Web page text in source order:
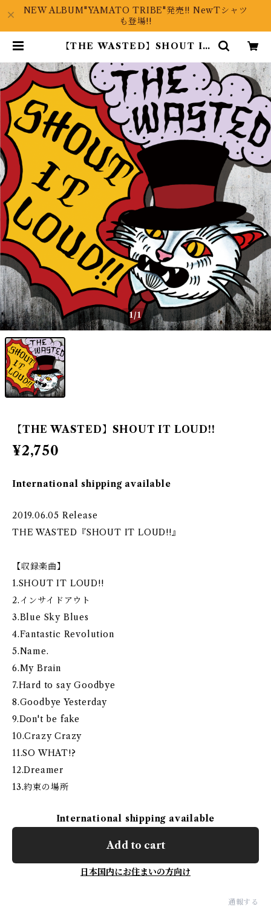
NEW ALBUM"YAMATO TRIBE"発売!! NewTシャツ
も登場!!
【THE WASTED】SHOUT IT
1/1
【THE WASTED】SHOUT IT LOUD!!
¥2,750
International shipping available
2019.06.05 Release
THE WASTED『SHOUT IT LOUD!!』
【収録楽曲】
1.SHOUT IT LOUD!!
2.インサイドアウト
3.Blue Sky Blues
4.Fantastic Revolution
5.Name.
6.My Brain
7.Hard to say Goodbye
8.Goodbye Yesterday
9.Don't be fake
10.Crazy Crazy
11.SO WHAT!?
12.Dreamer
13.約束の場所
International shipping available
Add to cart
日本国内にお住まいの方向け
通報する